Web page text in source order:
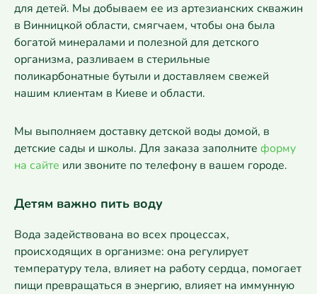
для детей. Мы добываем ее из артезианских скважин
в Винницкой области, смягчаем, чтобы она была
богатой минералами и полезной для детского
организма, разливаем в стерильные
поликарбонатные бутыли и доставляем свежей
нашим клиентам в Киеве и области.
Мы выполняем доставку детской воды домой, в
детские сады и школы. Для заказа заполните форму
на сайте или звоните по телефону в вашем городе.
Детям важно пить воду
Вода задействована во всех процессах,
происходящих в организме: она регулирует
температуру тела, влияет на работу сердца, помогает
пищи превращаться в энергию, влияет на иммунную